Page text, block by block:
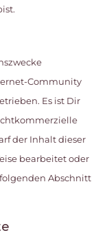
Community
Es ist Dir
der Inhalt dieser
bearbeitet oder
Abschnitt